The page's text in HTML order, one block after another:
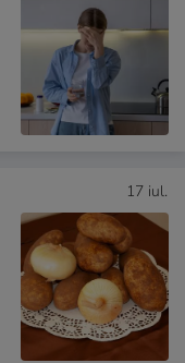
17 iul.